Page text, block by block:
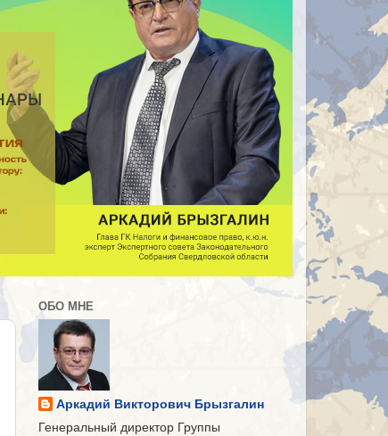
ОБО МНЕ
Аркадий Викторович Брызгалин
Генеральный директор Группы